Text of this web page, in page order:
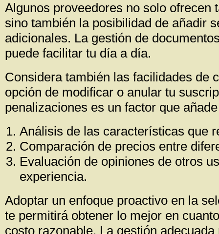
Algunos proveedores no solo ofrecen
sino también la posibilidad de añadir
adicionales. La gestión de
puede facilitar tu día a día.
Considera también las facilidades de
opción de modificar o anular tu
penalizaciones es un factor que
Análisis de las características que
Comparación de precios entre
Evaluación de opiniones de otros
experiencia.
Adoptar un enfoque proactivo en la
te permitirá obtener lo mejor en
costo razonable. La gestión